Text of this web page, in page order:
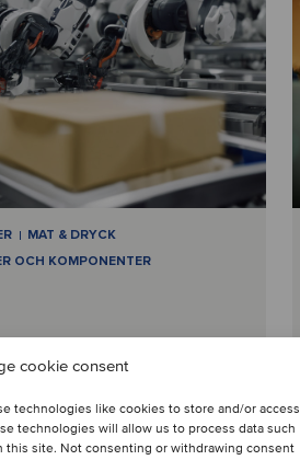
cookie consent
technologies like cookies to store and/or access
technologies will allow us to process data such
this site. Not consenting or withdrawing consent
MAT & DRYCK
OCH KOMPONENTER
robotic
a global